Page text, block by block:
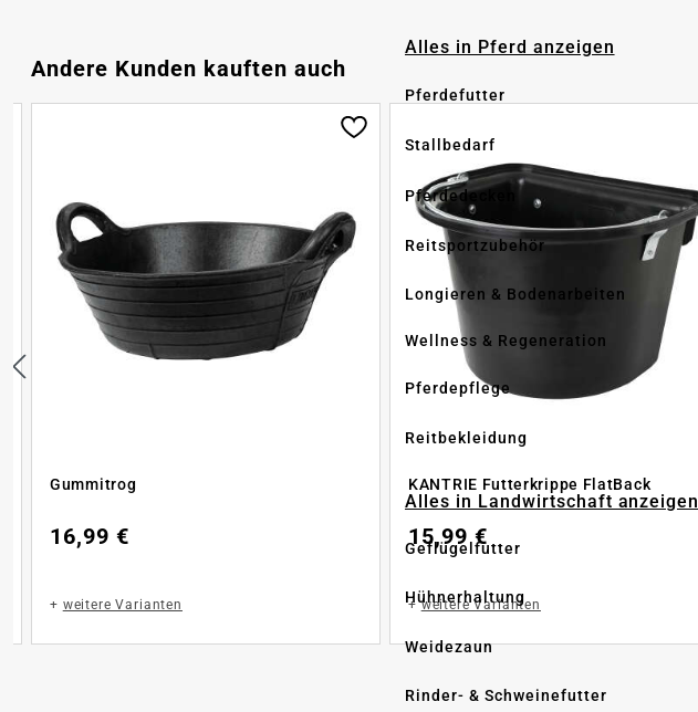
Alles in Pferd anzeigen
Pferdefutter
Stallbedarf
Pferdedecken
Reitsportzubehör
Longieren & Bodenarbeiten
Wellness & Regeneration
Pferdepflege
Reitbekleidung
Alles in Landwirtschaft anzeigen
Geflügelfutter
Hühnerhaltung
Weidezaun
Rinder- & Schweinefutter
Produktgalerie überspringen
Andere Kunden kauften auch
Gummitrog
16,99 €
+ weitere Varianten
KANTRIE Futterkrippe FlatBack
15,99 €
+weitere Varianten